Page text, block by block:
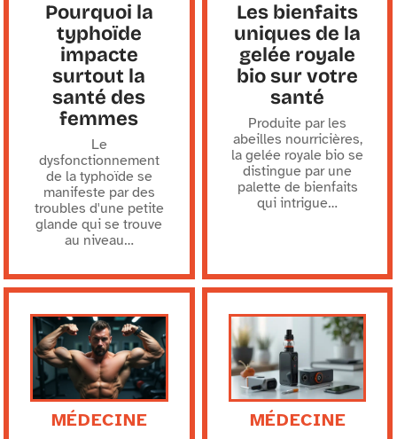
Pourquoi la
typhoïde
impacte
surtout la
santé des
femmes
Le
dysfonctionnement
de la typhoïde se
manifeste par des
troubles d'une petite
glande qui se trouve
au niveau…
Les bienfaits
uniques de la
gelée royale
bio sur votre
santé
Produite par les
abeilles nourricières,
la gelée royale bio se
distingue par une
palette de bienfaits
qui intrigue…
MÉDECINE MÉDECINE